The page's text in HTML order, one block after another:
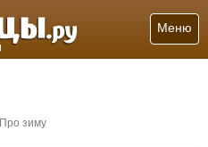
Меню
Про зиму